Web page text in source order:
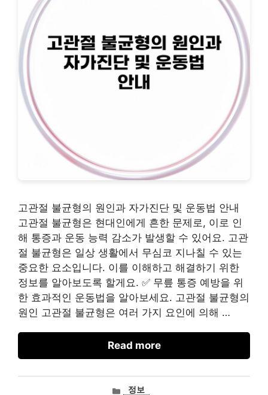
고관절 불균형의 원인과 자가진단 및 운동법 안내
고관절 불균형은 현대인에게 흔한 문제로, 이로 인
해 통증과 운동 능력 감소가 발생할 수 있어요. 고관
절 불균형은 일상 생활에서 무심코 지나칠 수 있는
중요한 요소입니다. 이를 이해하고 해결하기 위한
정보를 알아보도록 할게요. ✅ 무릎 통증 예방을 위
한 효과적인 운동법을 알아보세요. 고관절 불균형의
원인 고관절 불균형은 여러 가지 요인에 의해 …
Read more
카정보